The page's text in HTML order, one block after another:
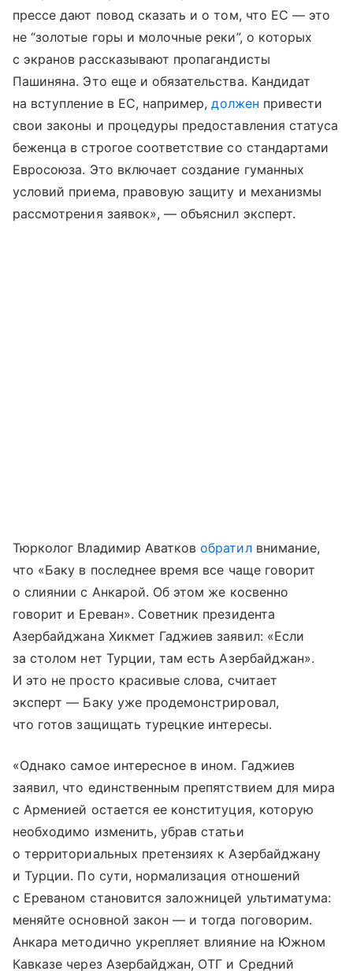
прессе дают повод сказать и о том, что ЕС — это
не “золотые горы и молочные реки”, о которых
с экранов рассказывают пропагандисты
Пашиняна. Это еще и обязательства. Кандидат
на вступление в ЕС, например,должен привести
свои законы и процедуры предоставления статуса
беженца в строгое соответствие со стандартами
Евросоюза. Это включает создание гуманных
условий приема, правовую защиту и механизмы
рассмотрения заявок», — объяснил эксперт.
Тюрколог Владимир Аватковобратилвнимание,
что «Баку в последнее время все чаще говорит
о слиянии с Анкарой. Об этом же косвенно
говорит и Ереван». Советник президента
Азербайджана Хикмет Гаджиев заявил: «Если
за столом нет Турции, там есть Азербайджан».
И это не просто красивые слова, считает
эксперт — Баку уже продемонстрировал,
что готов защищать турецкие интересы.
«Однако самое интересное в ином. Гаджиев
заявил, что единственным препятствием для мира
с Арменией остается ее конституция, которую
необходимо изменить, убрав статьи
о территориальных претензиях к Азербайджану
и Турции. По сути, нормализация отношений
с Ереваном становится заложницей ультиматума:
меняйте основной закон — и тогда поговорим.
Анкара методично укрепляет влияние на Южном
Кавказе через Азербайджан, ОТГ и Средний